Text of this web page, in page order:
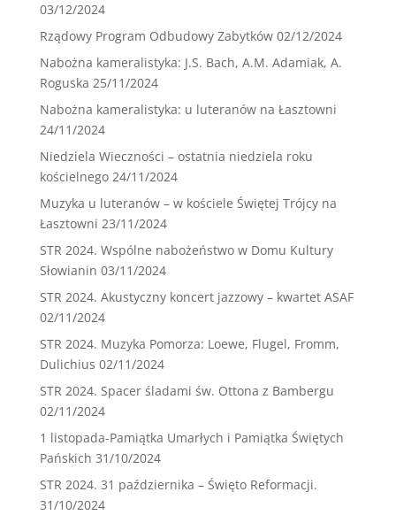
03/12/2024
Rządowy Program Odbudowy Zabytków 02/12/2024
Nabożna kameralistyka: J.S. Bach, A.M. Adamiak, A.
Roguska 25/11/2024
Nabożna kameralistyka: u luteranów na Łasztowni
24/11/2024
Niedziela Wieczności – ostatnia niedziela roku
kościelnego 24/11/2024
Muzyka u luteranów – w kościele Świętej Trójcy na
Łasztowni 23/11/2024
STR 2024. Wspólne nabożeństwo w Domu Kultury
Słowianin 03/11/2024
STR 2024. Akustyczny koncert jazzowy – kwartet ASAF
02/11/2024
STR 2024. Muzyka Pomorza: Loewe, Flugel, Fromm,
Dulichius 02/11/2024
STR 2024. Spacer śladami św. Ottona z Bambergu
02/11/2024
1 listopada-Pamiątka Umarłych i Pamiątka Świętych
Pańskich 31/10/2024
STR 2024. 31 października – Święto Reformacji.
31/10/2024